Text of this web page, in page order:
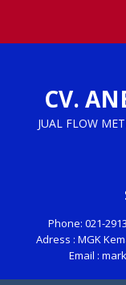
content
CV.
JUAL FLOW
Phone: 021-
Adress : MGK
Email :